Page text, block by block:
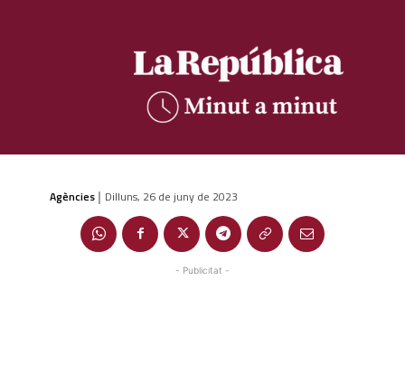
Agències | Dilluns, 26 de juny de 2023
- Publicitat -